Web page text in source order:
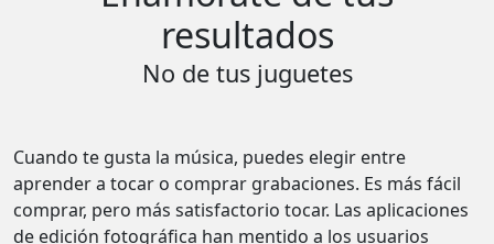
resultados
No de tus juguetes
Cuando te gusta la música, puedes elegir entre
aprender a tocar o comprar grabaciones. Es más fácil
comprar, pero más satisfactorio tocar. Las aplicaciones
de edición fotográfica han mentido a los usuarios